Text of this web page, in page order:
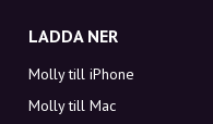
LADDA NER
Molly till iPhone
Molly till Mac